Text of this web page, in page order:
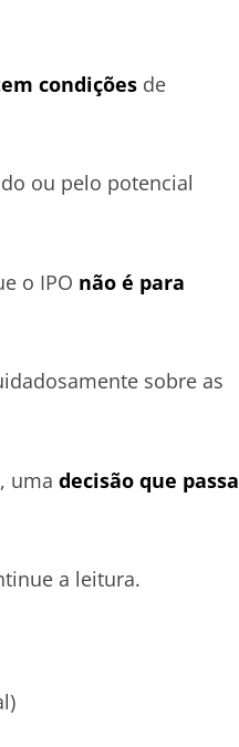
condições de
ou pelo potencial
o IPO não é para
sobre as
uma decisão que passa
a leitura.